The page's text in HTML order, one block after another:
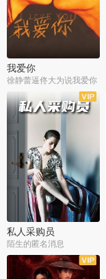
我爱你
徐静蕾逼佟大为说我爱你
私人采购员
陌生的匿名消息